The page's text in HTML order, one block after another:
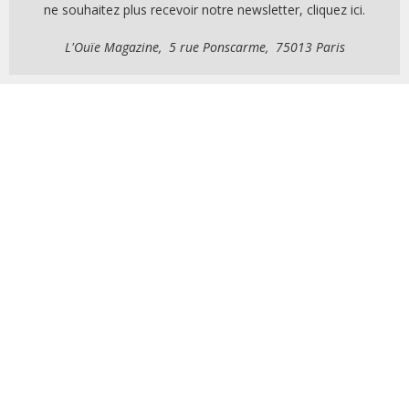
ne souhaitez plus recevoir notre newsletter, cliquez ici.
L'Ouïe Magazine, 5 rue Ponscarme, 75013 Paris